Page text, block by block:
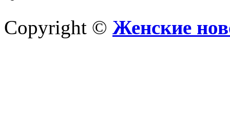
Copyright © Женские